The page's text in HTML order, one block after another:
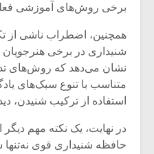
برخی روش‌های آموزشی
همچنین، اضطراب ناشی از
شنیداری در برخی
نشان می‌دهد که روش‌های
متناسب با تنوع سبک‌های
استفاده از ترکیب شنیدن،
در نهایت، یک نکته مهم دیگر
حافظه شنیداری قوی